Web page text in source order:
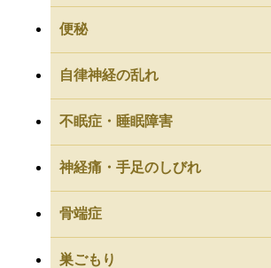
便秘
自律神経の乱れ
不眠症・睡眠障害
神経痛・手足のしびれ
骨端症
巣ごもり